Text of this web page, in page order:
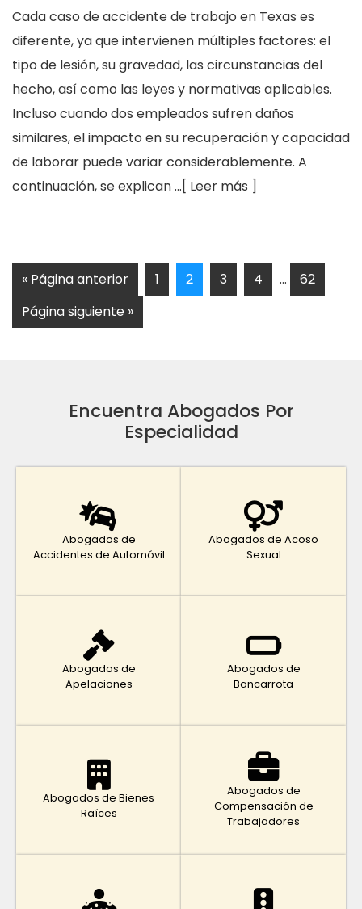
Cada caso de accidente de trabajo en Texas es
diferente, ya que intervienen múltiples factores: el
tipo de lesión, su gravedad, las circunstancias del
hecho, así como las leyes y normativas aplicables.
Incluso cuando dos empleados sufren daños
similares, el impacto en su recuperación y capacidad
de laborar puede variar considerablemente. A
continuación, se explican …[ Leer más ]
« Página anterior 1 2 3 4 …
62
Página siguiente »
Encuentra Abogados Por
Especialidad
Abogados de
Accidentes de Automóvil
Abogados de Acoso
Sexual
Abogados de
Apelaciones
Abogados de
Bancarrota
Abogados de Bienes
Raíces
Abogados de
Compensación de
Trabajadores